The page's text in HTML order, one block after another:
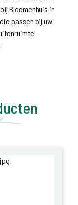
Bloemenhuis in
passen bij uw